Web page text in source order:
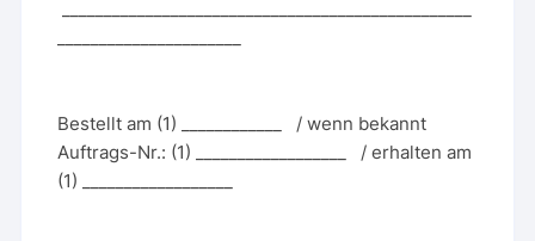
Bestellt am (1) ____________ / wenn bekannt
Auftrags-Nr.: (1) __________________ / erhalten am
(1) __________________